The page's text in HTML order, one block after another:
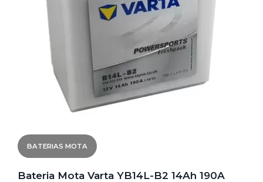
BATERIAS MOTA
Bateria Mota Varta YB14L-B2 14Ah 190A